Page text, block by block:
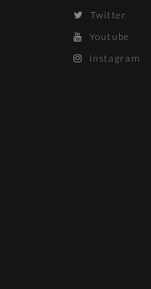
Twitter
Youtube
Instagram